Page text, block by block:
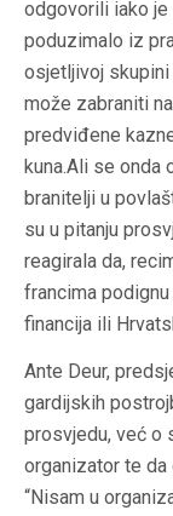
odgovorili iako
poduzimalo iz
osjetljivoj skupini
može zabraniti
predviđene
kuna.Ali se onda
branitelji u
su u pitanju
reagirala da,
francima
financija ili
Ante Deur,
gardijskih
prosvjedu, već o
organizator te da
“Nisam u